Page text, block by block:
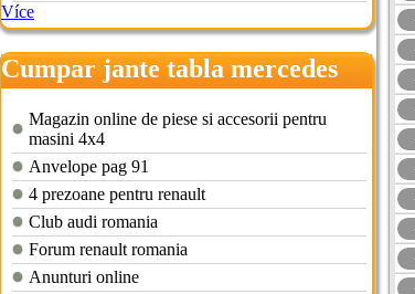
Více
Cumpar jante tabla mercedes
Magazin online de piese si accesorii pentru
masini 4x4
Anvelope pag 91
4 prezoane pentru renault
Club audi romania
Forum renault romania
Anunturi online